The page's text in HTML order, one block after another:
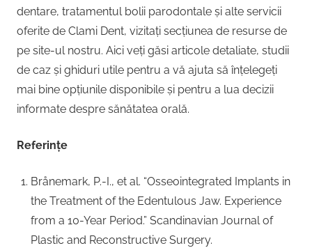
dentare, tratamentul bolii parodontale și alte servicii
oferite de Clami Dent, vizitați secțiunea de resurse de
pe site-ul nostru. Aici veți găsi articole detaliate, studii
de caz și ghiduri utile pentru a vă ajuta să înțelegeți
mai bine opțiunile disponibile și pentru a lua decizii
informate despre sănătatea orală.
Referințe
Brånemark, P.-I., et al. “Osseointegrated Implants in
the Treatment of the Edentulous Jaw. Experience
from a 10-Year Period.” Scandinavian Journal of
Plastic and Reconstructive Surgery.